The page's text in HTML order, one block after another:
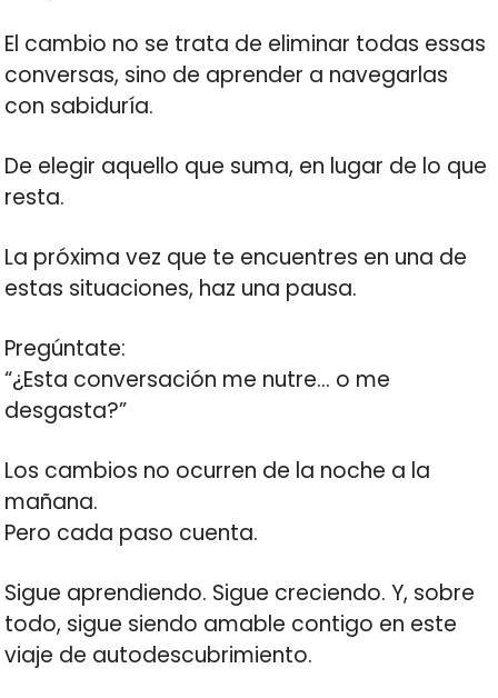
El cambio no se trata de eliminar todas essas
conversas, sino de aprender a navegarlas
con sabiduría.
De elegir aquello que suma, en lugar de lo que
resta.
La próxima vez que te encuentres en una de
estas situaciones, haz una pausa.
Pregúntate:
“¿Esta conversación me nutre… o me
desgasta?”
Los cambios no ocurren de la noche a la
mañana.
Pero cada paso cuenta.
Sigue aprendiendo. Sigue creciendo. Y, sobre
todo, sigue siendo amable contigo en este
viaje de autodescubrimiento.